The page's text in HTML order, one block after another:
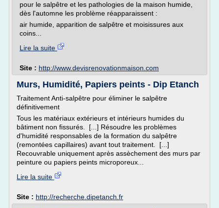
pour le salpêtre et les pathologies de la maison humide,
dès l'automne les problème réapparaissent :
air humide, apparition de salpêtre et moisissures aux
coins...
Lire la suite
Site : http://www.devisrenovationmaison.com
Murs, Humidité, Papiers peints - Dip Etanch
Traitement Anti-salpêtre pour éliminer le salpêtre
définitivement
Tous les matériaux extérieurs et intérieurs humides du
bâtiment non fissurés. [...] Résoudre les problèmes
d'humidité responsables de la formation du salpêtre
(remontées capillaires) avant tout traitement. [...]
Recouvrable uniquement après assèchement des murs par
peinture ou papiers peints microporeux...
Lire la suite
Site : http://recherche.dipetanch.fr